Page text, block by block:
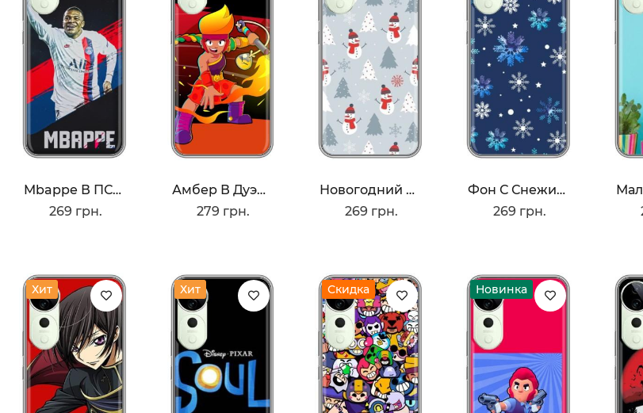
Mbappe В ПСЖ
269 грн.
Амбер В Дуэли
279 грн.
Новогодний Фон
269 грн.
Фон С Снежинками
269 грн.
Хит Хит Скидка Новинка